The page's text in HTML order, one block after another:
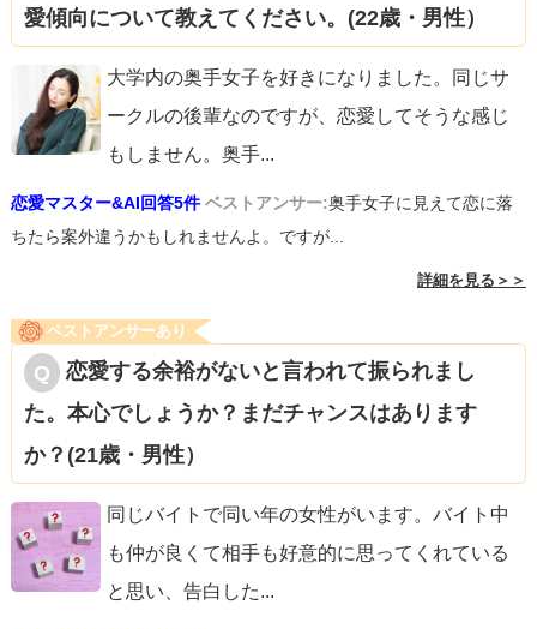
愛傾向について教えてください。(22歳・男性）
大学内の奥手女子を好きになりました。同じサ
ークルの後輩なのですが、恋愛してそうな感じ
もしません。奥手...
恋愛マスター&AI回答5件 ベストアンサー:奥手女子に見えて恋に落
ちたら案外違うかもしれませんよ。ですが...
詳細を見る＞＞
ベストアンサーあり
恋愛する余裕がないと言われて振られまし
た。本心でしょうか？まだチャンスはあります
か？(21歳・男性）
同じバイトで同い年の女性がいます。バイト中
も仲が良くて相手も好意的に思ってくれている
と思い、告白した...